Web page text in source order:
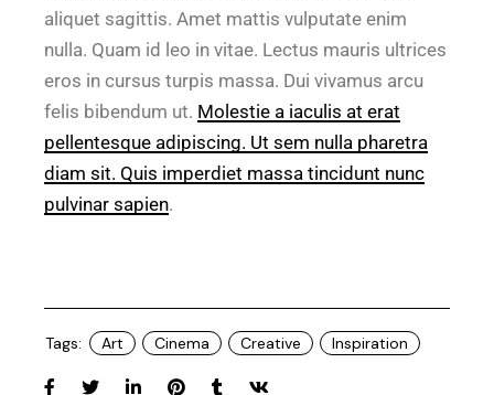
aliquet sagittis. Amet mattis vulputate enim
nulla. Quam id leo in vitae. Lectus mauris ultrices
eros in cursus turpis massa. Dui vivamus arcu
felis bibendum ut. Molestie a iaculis at erat
pellentesque adipiscing. Ut sem nulla pharetra
diam sit. Quis imperdiet massa tincidunt nunc
pulvinar sapien.
Tags: Art Cinema Creative Inspiration